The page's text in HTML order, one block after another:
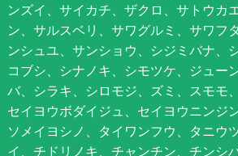
ンズイ、サイカチ、ザクロ、サトウカ
ン、サルスベリ、サワグルミ、サワフ
ンシュユ、サンショウ、シジミバナ、
コブシ、シナノキ、シモツケ、ジュー
バ、シラキ、シロモジ、ズミ、スモモ
セイヨウボダイジュ、セイヨウニンジ
ソメイヨシノ、タイワンフウ、タニウ
イ、チドリノキ、チャンチン、チンシ